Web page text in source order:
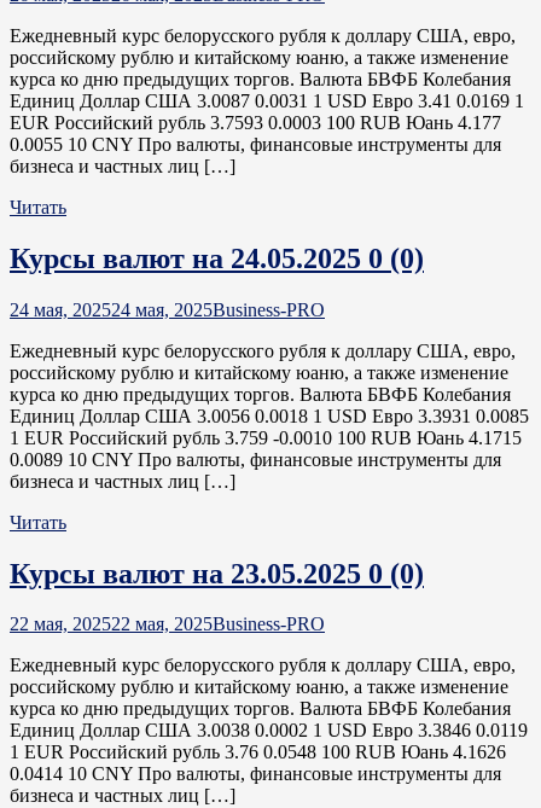
Ежедневный курс белорусского рубля к доллару США, евро,
российскому рублю и китайскому юаню, а также изменение
курса ко дню предыдущих торгов. Валюта БВФБ Колебания
Единиц Доллар США 3.0087 0.0031 1 USD Евро 3.41 0.0169 1
EUR Российский рубль 3.7593 0.0003 100 RUB Юань 4.177
0.0055 10 CNY Про валюты, финансовые инструменты для
бизнеса и частных лиц […]
Читать
Курсы валют на 24.05.2025 0 (0)
24 мая, 202524 мая, 2025Business-PRO
Ежедневный курс белорусского рубля к доллару США, евро,
российскому рублю и китайскому юаню, а также изменение
курса ко дню предыдущих торгов. Валюта БВФБ Колебания
Единиц Доллар США 3.0056 0.0018 1 USD Евро 3.3931 0.0085
1 EUR Российский рубль 3.759 -0.0010 100 RUB Юань 4.1715
0.0089 10 CNY Про валюты, финансовые инструменты для
бизнеса и частных лиц […]
Читать
Курсы валют на 23.05.2025 0 (0)
22 мая, 202522 мая, 2025Business-PRO
Ежедневный курс белорусского рубля к доллару США, евро,
российскому рублю и китайскому юаню, а также изменение
курса ко дню предыдущих торгов. Валюта БВФБ Колебания
Единиц Доллар США 3.0038 0.0002 1 USD Евро 3.3846 0.0119
1 EUR Российский рубль 3.76 0.0548 100 RUB Юань 4.1626
0.0414 10 CNY Про валюты, финансовые инструменты для
бизнеса и частных лиц […]